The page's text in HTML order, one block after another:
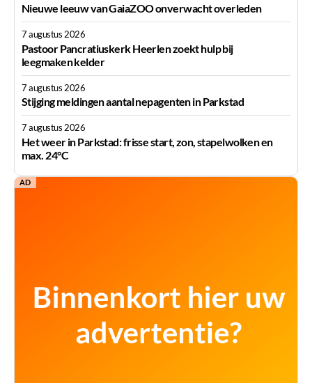
Nieuwe leeuw van GaiaZOO onverwacht overleden
7 augustus 2026
Pastoor Pancratiuskerk Heerlen zoekt hulp bij
leegmaken kelder
7 augustus 2026
Stijging meldingen aantal nepagenten in Parkstad
7 augustus 2026
Het weer in Parkstad: frisse start, zon, stapelwolken en
max. 24°C
AD